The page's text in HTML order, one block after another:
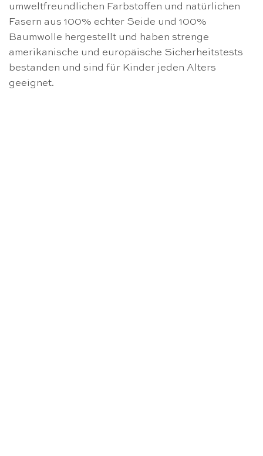
umweltfreundlichen Farbstoffen und natürlichen
Fasern aus 100% echter Seide und 100%
Baumwolle hergestellt und haben strenge
amerikanische und europäische Sicherheitstests
bestanden und sind für Kinder jeden Alters
geeignet.